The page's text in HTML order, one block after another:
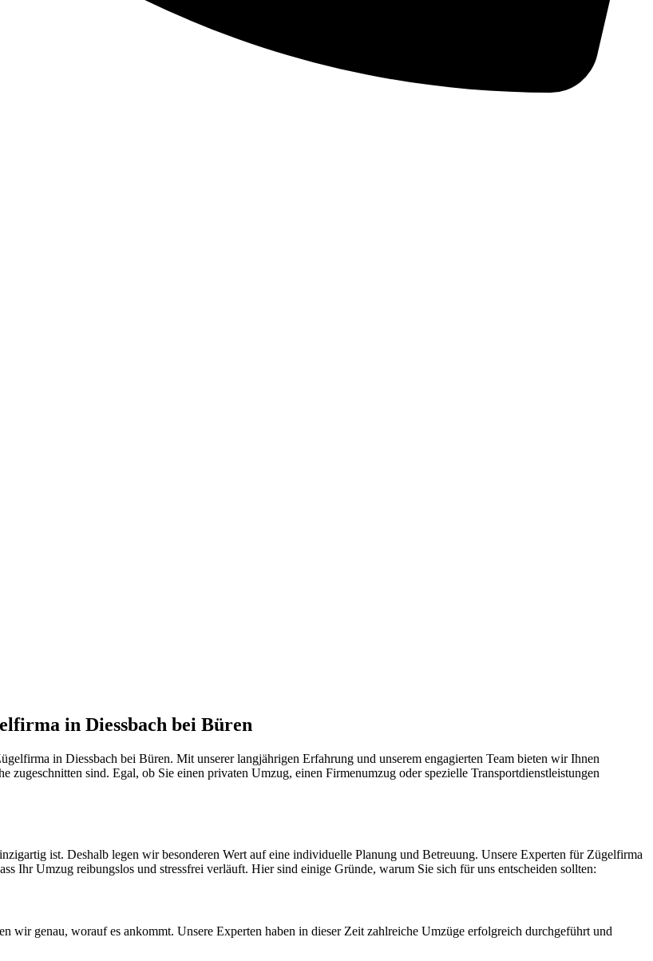
in Diessbach bei Büren
in Diessbach bei Büren. Mit unserer langjährigen Erfahrung und unserem engagierten Team bieten wir Ihnen
zugeschnitten sind. Egal, ob Sie einen privaten Umzug, einen Firmenumzug oder spezielle Transportdienstleistungen
ist. Deshalb legen wir besonderen Wert auf eine individuelle Planung und Betreuung. Unsere Experten für Zügelfirma
Ihr Umzug reibungslos und stressfrei verläuft. Hier sind einige Gründe, warum Sie sich für uns entscheiden sollten:
genau, worauf es ankommt. Unsere Experten haben in dieser Zeit zahlreiche Umzüge erfolgreich durchgeführt und